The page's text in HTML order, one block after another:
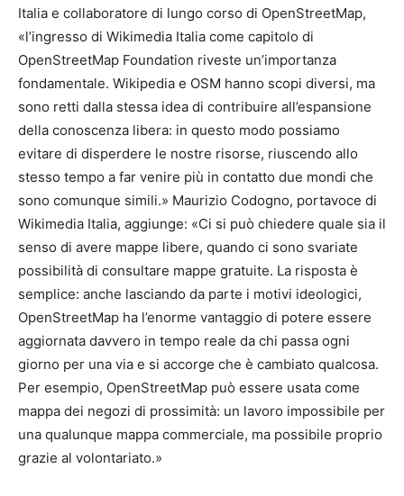
Italia e collaboratore di lungo corso di OpenStreetMap,
«l’ingresso di Wikimedia Italia come capitolo di
OpenStreetMap Foundation riveste un’importanza
fondamentale. Wikipedia e OSM hanno scopi diversi, ma
sono retti dalla stessa idea di contribuire all’espansione
della conoscenza libera: in questo modo possiamo
evitare di disperdere le nostre risorse, riuscendo allo
stesso tempo a far venire più in contatto due mondi che
sono comunque simili.» Maurizio Codogno, portavoce di
Wikimedia Italia, aggiunge: «Ci si può chiedere quale sia il
senso di avere mappe libere, quando ci sono svariate
possibilità di consultare mappe gratuite. La risposta è
semplice: anche lasciando da parte i motivi ideologici,
OpenStreetMap ha l’enorme vantaggio di potere essere
aggiornata davvero in tempo reale da chi passa ogni
giorno per una via e si accorge che è cambiato qualcosa.
Per esempio, OpenStreetMap può essere usata come
mappa dei negozi di prossimità: un lavoro impossibile per
una qualunque mappa commerciale, ma possibile proprio
grazie al volontariato.»